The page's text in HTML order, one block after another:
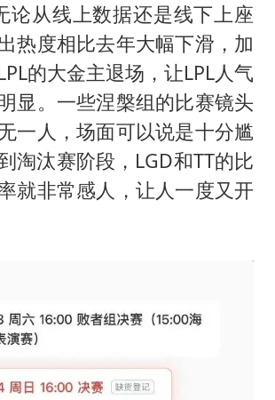
论从线上数据还是线下上座
热度相比去年大幅下滑，加
的大金主退场，让LPL人气
显。一些涅槃组的比赛镜头
一人，场面可以说是十分尴
淘汰赛阶段，LGD和TT的比
就非常感人，让人一度又开